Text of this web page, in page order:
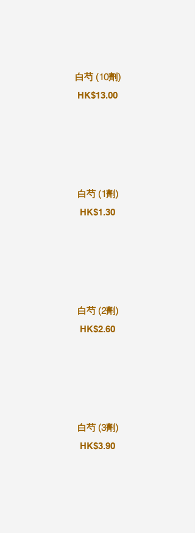
白芍 (10劑)
HK$13.00
白芍 (1劑)
HK$1.30
白芍 (2劑)
HK$2.60
白芍 (3劑)
HK$3.90